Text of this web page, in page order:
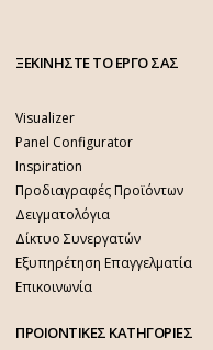
ΞΕΚΙΝΗΣΤΕ ΤΟ ΕΡΓΟ ΣΑΣ
Visualizer
Panel Configurator
Inspiration
Προδιαγραφές Προϊόντων
Δειγματολόγια
Δίκτυο Συνεργατών
Εξυπηρέτηση Επαγγελματία
Επικοινωνία
ΠΡΟΙΟΝΤΙΚΕΣ ΚΑΤΗΓΟΡΙΕΣ